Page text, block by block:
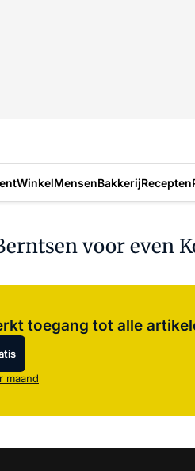
WinkelMensenBakkerijRecepten
voor even
toegang tot alle
maand